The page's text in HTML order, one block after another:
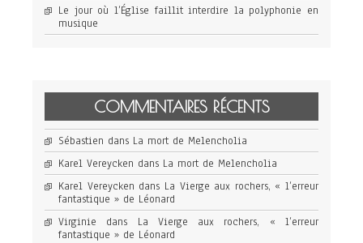
Le jour où l’Église faillit interdire la polyphonie en
musique
COMMENTAIRES RÉCENTS
Sébastien dans La mort de Melencholia
Karel Vereycken dans La mort de Melencholia
Karel Vereycken dans La Vierge aux rochers, « l’erreur
fantastique » de Léonard
Virginie dans La Vierge aux rochers, « l’erreur
fantastique » de Léonard